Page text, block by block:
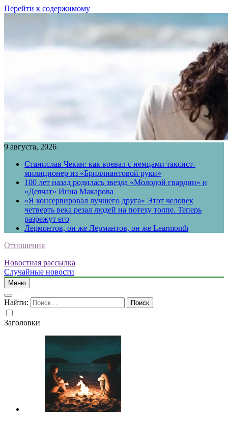
Перейти к содержимому
9 августа, 2026
Станислав Чекан: как воевал с немцами таксист-
милиционер из «Бриллиантовой руки»
100 лет назад родилась звезда «Молодой гвардии» и
«Девчат» Инна Макарова
«Я консервировал лучшего друга» Этот человек
четверть века резал людей на потеху толпе. Теперь
разрежут его
Лермонтов, он же Лермантов, он же Learmonth
Отношения
Новостная рассылка
Случайные новости
Меню
Найти:
Заголовки